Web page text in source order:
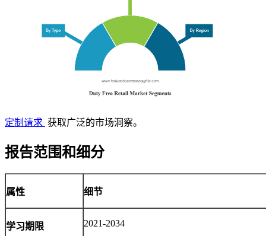
定制请求 获取广泛的市场洞察。
报告范围和细分
属性 细节
学习期限 2021-2034